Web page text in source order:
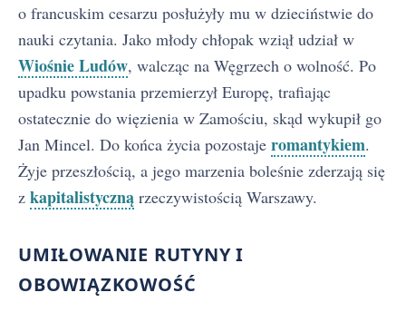
o francuskim cesarzu posłużyły mu w dzieciństwie do
nauki czytania. Jako młody chłopak wziął udział w
Wiośnie Ludów, walcząc na Węgrzech o wolność. Po
upadku powstania przemierzył Europę, trafiając
ostatecznie do więzienia w Zamościu, skąd wykupił go
Jan Mincel. Do końca życia pozostaje romantykiem.
Żyje przeszłością, a jego marzenia boleśnie zderzają się
z kapitalistyczną rzeczywistością Warszawy.
UMIŁOWANIE RUTYNY I
OBOWIĄZKOWOŚĆ